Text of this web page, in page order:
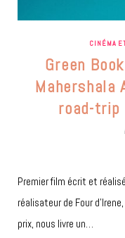
CINÉMA
Green
Mahershala
road-trip
Premier film écrit et
réalisateur de Four
prix, nous livre un…